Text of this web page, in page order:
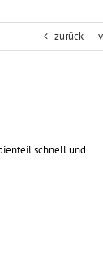
zurück
schnell und